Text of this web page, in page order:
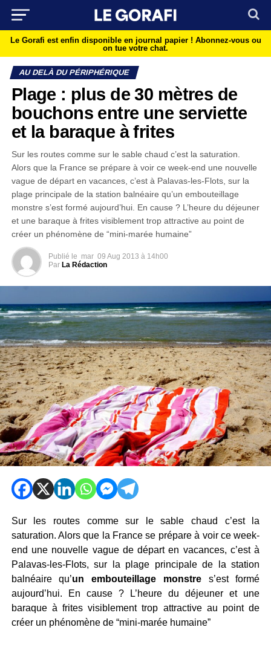
Le Gorafi est enfin disponible en journal papier ! Abonnez-vous ou
on tue votre chat.
AU DELÀ DU PÉRIPHÉRIQUE
Plage : plus de 30 mètres de
bouchons entre une serviette
et la baraque à frites
Sur les routes comme sur le sable chaud c’est la saturation.
Alors que la France se prépare à voir ce week-end une nouvelle
vague de départ en vacances, c’est à Palavas-les-Flots, sur la
plage principale de la station balnéaire qu’un embouteillage
monstre s’est formé aujourd’hui. En cause ? L’heure du déjeuner
et une baraque à frites visiblement trop attractive au point de
créer un phénomène de “mini-marée humaine”
Publié le mar 09 Aug 2013 à 14h00
Par La Rédaction
Sur les routes comme sur le sable chaud c’est la
saturation. Alors que la France se prépare à voir ce week-
end une nouvelle vague de départ en vacances, c’est à
Palavas-les-Flots, sur la plage principale de la station
balnéaire qu’un embouteillage monstres’est formé
aujourd’hui. En cause ? L’heure du déjeuner et une
baraque à frites visiblement trop attractive au point de
créer un phénomène de “mini-marée humaine”